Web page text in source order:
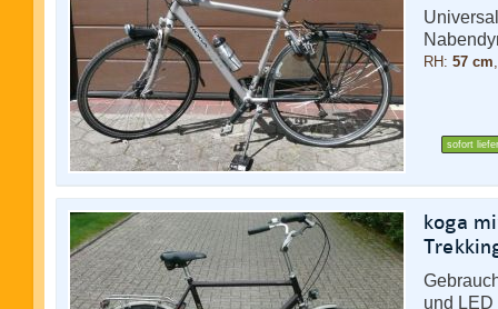
RH: 57 cm
sofort
koga
und LED